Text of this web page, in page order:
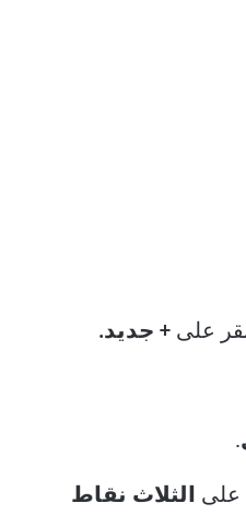
على + جديد.
.
على الثلاث نقاط